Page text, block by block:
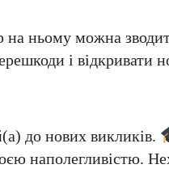
на ньому можна
і відкривати
до нових викликів.
наполегливістю.